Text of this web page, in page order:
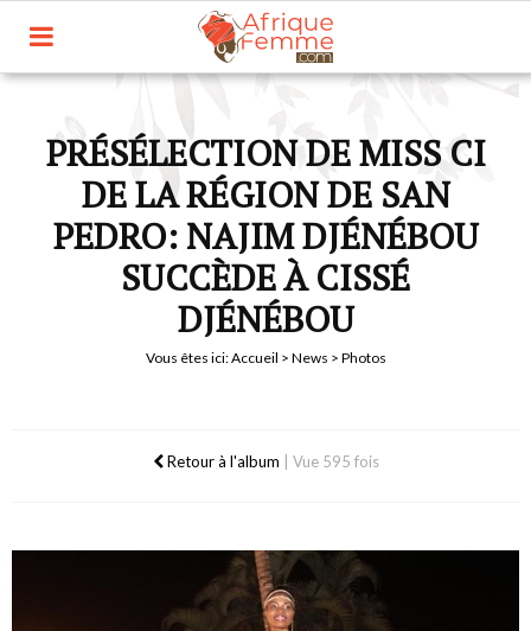
PRÉSÉLECTION DE MISS CI
DE LA RÉGION DE SAN
PEDRO: NAJIM DJÉNÉBOU
SUCCÈDE À CISSÉ
DJÉNÉBOU
Vous êtes ici:Accueil > News > Photos
Retour à l'album Vue 595 fois